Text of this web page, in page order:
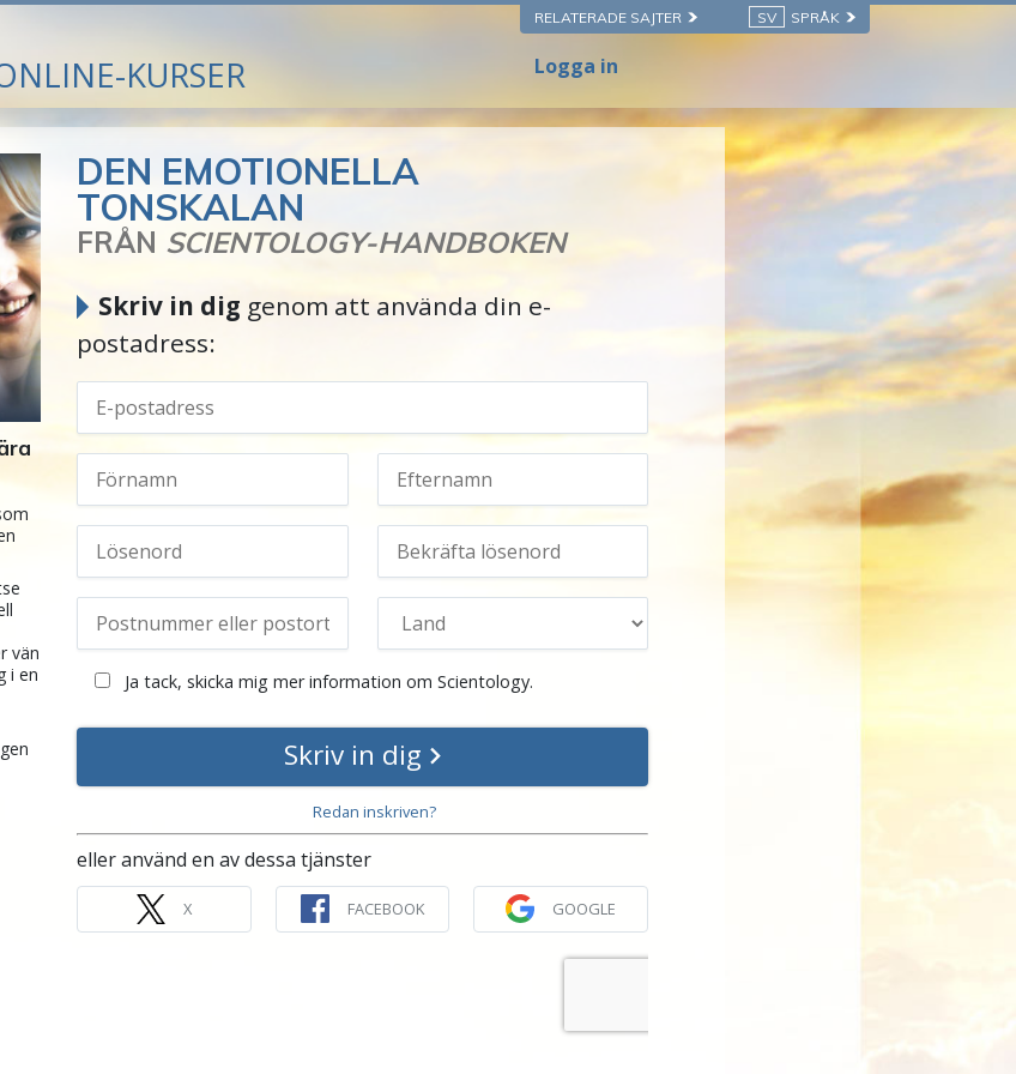
RELATERADE SAJTER SV SPRÅK
KURSER Logga in
DEN EMOTIONELLA
TONSKALAN
FRÅN SCIENTOLOGY-HANDBOKEN
Skriv in dig genom att använda din e-
postadress:
Ja tack, skicka mig mer information om Scientology.
Skriv in dig
Redan inskriven?
eller använd en av dessa tjänster
X FACEBOOK GOOGLE
vän
i en